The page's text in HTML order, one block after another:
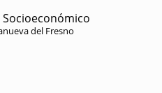
del Fresno